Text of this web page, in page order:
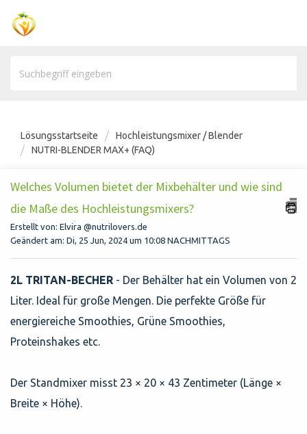
Lösungsstartseite
Hochleistungsmixer / Blender
NUTRI-BLENDER MAX+ (FAQ)
Welches Volumen bietet der Mixbehälter und wie sind
die Maße des Hochleistungsmixers?
Erstellt von: Elvira @nutrilovers.de
Geändert am: Di, 25 Jun, 2024 um 10:08 NACHMITTAGS
2L TRITAN-BECHER - Der Behälter hat ein Volumen von 2
Liter. Ideal für große Mengen. Die perfekte Größe für
energiereiche Smoothies, Grüne Smoothies,
Proteinshakes etc.
Der Standmixer misst 23 × 20 × 43 Zentimeter (Länge ×
Breite × Höhe).